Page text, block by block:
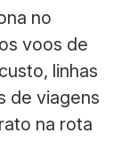
no
voos de
linhas
de viagens
na rota